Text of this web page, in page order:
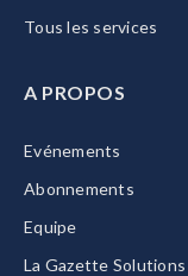
Tous les services
A PROPOS
Evénements
Abonnements
Equipe
La Gazette Solutions